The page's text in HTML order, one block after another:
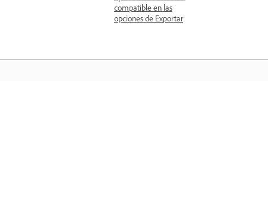
compatible en las
opciones de Exportar